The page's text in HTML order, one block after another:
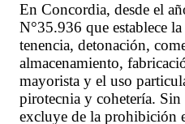
En Concordia, desde el
N°35.936 que establece
tenencia, detonación,
almacenamiento,
mayorista y el uso
pirotecnia y cohetería.
excluye de la prohibición